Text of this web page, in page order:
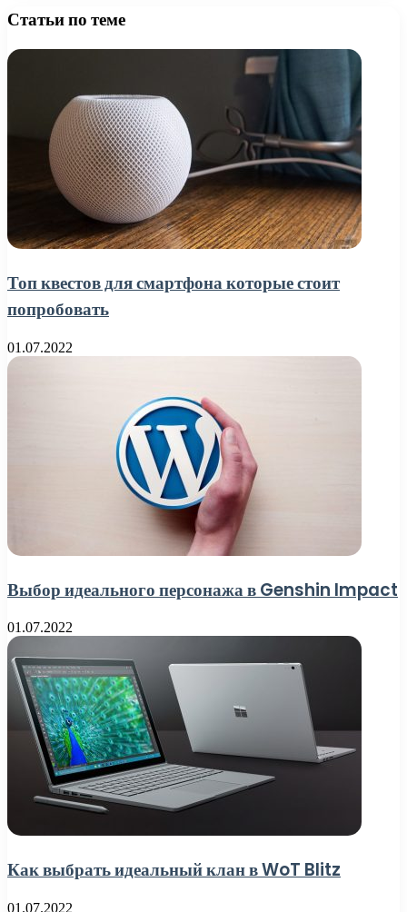
Статьи по теме
Топ квестов для смартфона которые стоит
попробовать
01.07.2022
Выбор идеального персонажа в Genshin Impact
01.07.2022
Как выбрать идеальный клан в WoT Blitz
01.07.2022